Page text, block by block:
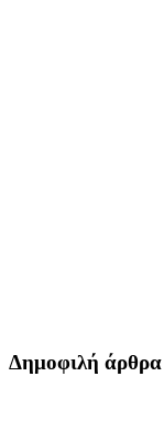
Δημοφιλή άρθρα